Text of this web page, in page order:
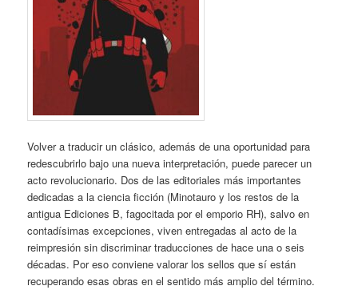
Volver a traducir un clásico, además de una oportunidad para
redescubrirlo bajo una nueva interpretación, puede parecer un
acto revolucionario. Dos de las editoriales más importantes
dedicadas a la ciencia ficción (Minotauro y los restos de la
antigua Ediciones B, fagocitada por el emporio RH), salvo en
contadísimas excepciones, viven entregadas al acto de la
reimpresión sin discriminar traducciones de hace una o seis
décadas. Por eso conviene valorar los sellos que sí están
recuperando esas obras en el sentido más amplio del término.